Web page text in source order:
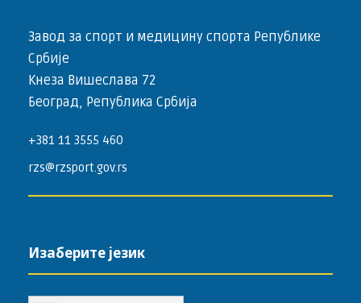
Завод за спорт и медицину спорта Републике
Србије
Кнеза Вишеслава 72
Београд, Република Србија
+381 11 3555 460
rzs@rzsport.gov.rs
Изаберите језик